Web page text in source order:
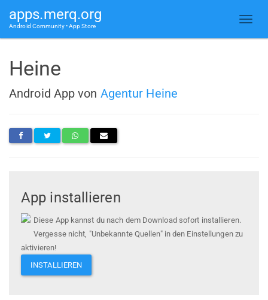
apps.merq.org
Android Community • App Store
Heine
Android App von Agentur Heine
App installieren
Diese App kannst du nach dem Download sofort installieren.
Vergesse nicht, "Unbekannte Quellen" in den Einstellungen zu
aktivieren!
INSTALLIEREN